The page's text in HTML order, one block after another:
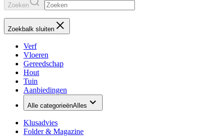
Zoeken
Zoekbalk sluiten
Verf
Vloeren
Gereedschap
Hout
Tuin
Aanbiedingen
Alle categorieënAlles
Klusadvies
Folder & Magazine